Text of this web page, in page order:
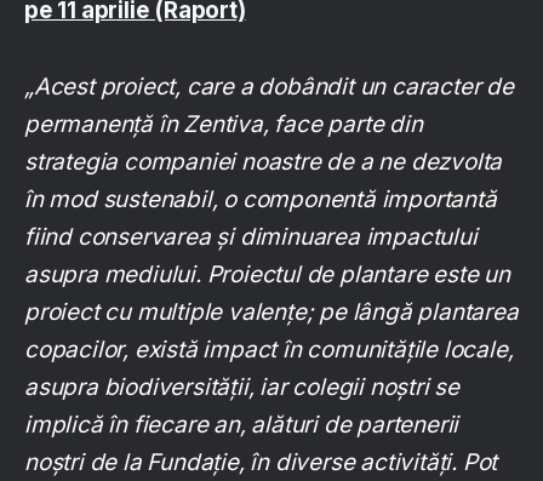
pe 11 aprilie (Raport)
„Acest proiect, care a dobândit un caracter de
permanență în Zentiva, face parte din
strategia companiei noastre de a ne dezvolta
în mod sustenabil, o componentă importantă
fiind conservarea și diminuarea impactului
asupra mediului. Proiectul de plantare este un
proiect cu multiple valențe; pe lângă plantarea
copacilor, există impact în comunitățile locale,
asupra biodiversității, iar colegii noștri se
implică în fiecare an, alături de partenerii
noștri de la Fundație, în diverse activități. Pot